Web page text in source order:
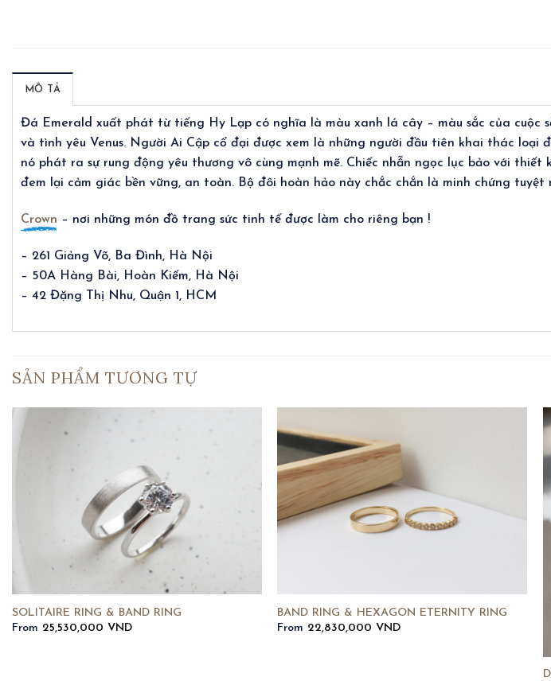
MÔ TẢ
Đá Emerald xuất phát từ tiếng Hy Lạp có nghĩa là màu xanh lá cây – màu sắc của
và tình yêu Venus. Người Ai Cập cổ đại được xem là những người đầu tiên khai thác
nó phát ra sự rung động yêu thương vô cùng mạnh mẽ. Chiếc nhẫn ngọc lục bảo với
đem lại cảm giác bền vững, an toàn. Bộ đôi hoàn hảo này chắc chắn là minh chứng
Crown – nơi những món đồ trang sức tinh tế được làm cho riêng bạn !
– 261 Giảng Võ, Ba Đình, Hà Nội
– 50A Hàng Bài, Hoàn Kiếm, Hà Nội
– 42 Đặng Thị Nhu, Quận 1, HCM
SẢN PHẨM TƯƠNG TỰ
SOLITAIRE RING & BAND RING
From 25,530,000 VND
BAND RING & HEXAGON ETERNITY RING
From 22,830,000 VND